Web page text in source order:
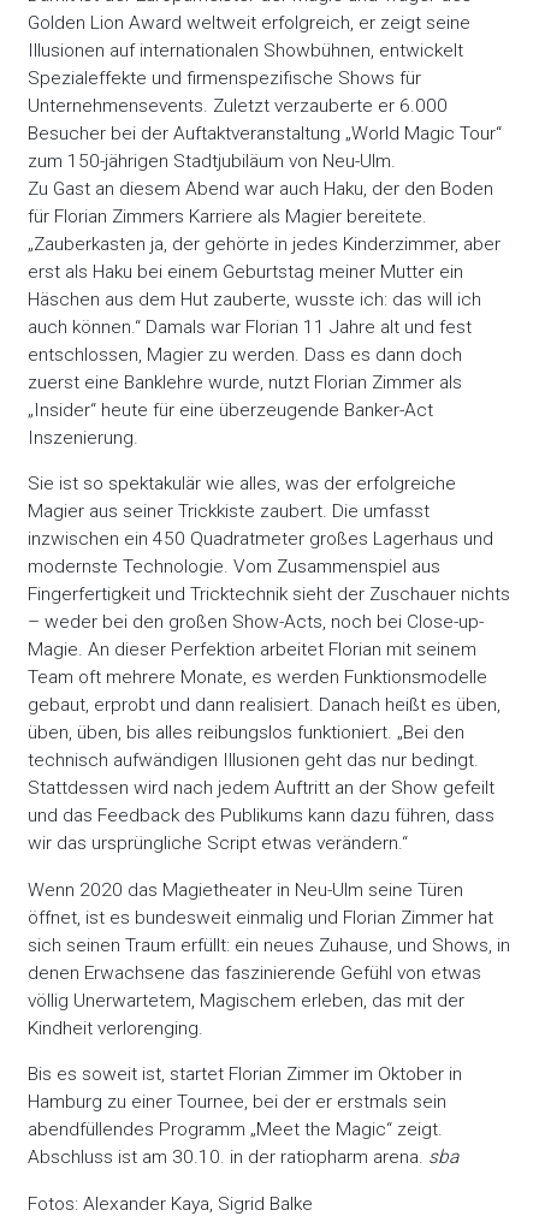
Golden Lion Award weltweit erfolgreich, er zeigt seine
Illusionen auf internationalen Showbühnen, entwickelt
Spezialeffekte und firmenspezifische Shows für
Unternehmensevents. Zuletzt verzauberte er 6.000
Besucher bei der Auftaktveranstaltung „World Magic Tour“
zum 150-jährigen Stadtjubiläum von Neu-Ulm.
Zu Gast an diesem Abend war auch Haku, der den Boden
für Florian Zimmers Karriere als Magier bereitete.
„Zauberkasten ja, der gehörte in jedes Kinderzimmer, aber
erst als Haku bei einem Geburtstag meiner Mutter ein
Häschen aus dem Hut zauberte, wusste ich: das will ich
auch können.“ Damals war Florian 11 Jahre alt und fest
entschlossen, Magier zu werden. Dass es dann doch
zuerst eine Banklehre wurde, nutzt Florian Zimmer als
„Insider“ heute für eine überzeugende Banker-Act
Inszenierung.
Sie ist so spektakulär wie alles, was der erfolgreiche
Magier aus seiner Trickkiste zaubert. Die umfasst
inzwischen ein 450 Quadratmeter großes Lagerhaus und
modernste Technologie. Vom Zusammenspiel aus
Fingerfertigkeit und Tricktechnik sieht der Zuschauer nichts
– weder bei den großen Show-Acts, noch bei Close-up-
Magie. An dieser Perfektion arbeitet Florian mit seinem
Team oft mehrere Monate, es werden Funktionsmodelle
gebaut, erprobt und dann realisiert. Danach heißt es üben,
üben, üben, bis alles reibungslos funktioniert. „Bei den
technisch aufwändigen Illusionen geht das nur bedingt.
Stattdessen wird nach jedem Auftritt an der Show gefeilt
und das Feedback des Publikums kann dazu führen, dass
wir das ursprüngliche Script etwas verändern.“
Wenn 2020 das Magietheater in Neu-Ulm seine Türen
öffnet, ist es bundesweit einmalig und Florian Zimmer hat
sich seinen Traum erfüllt: ein neues Zuhause, und Shows, in
denen Erwachsene das faszinierende Gefühl von etwas
völlig Unerwartetem, Magischem erleben, das mit der
Kindheit verlorenging.
Bis es soweit ist, startet Florian Zimmer im Oktober in
Hamburg zu einer Tournee, bei der er erstmals sein
abendfüllendes Programm „Meet the Magic“ zeigt.
Abschluss ist am 30.10. in der ratiopharm arena. sba
Fotos: Alexander Kaya, Sigrid Balke